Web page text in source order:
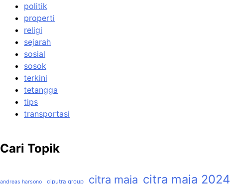
politik
properti
religi
sejarah
sosial
sosok
terkini
tetangga
tips
transportasi
Cari Topik
andreas harsono ciputra group citra maja citra maja 2024